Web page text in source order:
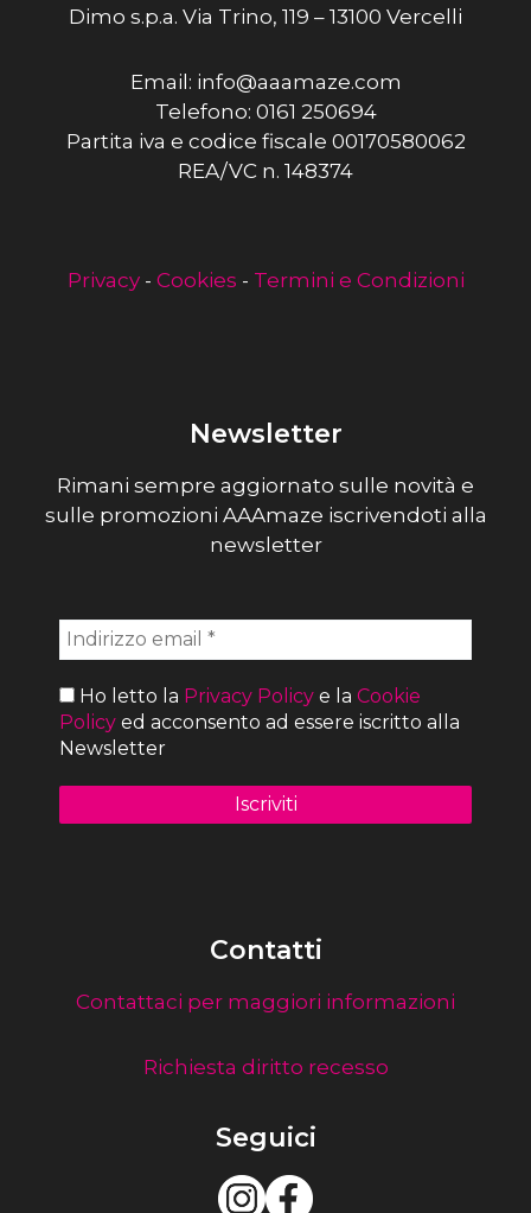
Dimo s.p.a. Via Trino, 119 – 13100 Vercelli
Email: info@aaamaze.com
Telefono: 0161 250694
Partita iva e codice fiscale 00170580062
REA/VC n. 148374
Privacy- Cookies - Termini e Condizioni
Newsletter
Rimani sempre aggiornato sulle novità e
sulle promozioni AAAmaze iscrivendoti alla
newsletter
Ho letto la Privacy Policy e la Cookie
Policy ed acconsento ad essere iscritto alla
Newsletter
Contatti
Contattaci per maggiori informazioni
Richiesta diritto recesso
Seguici